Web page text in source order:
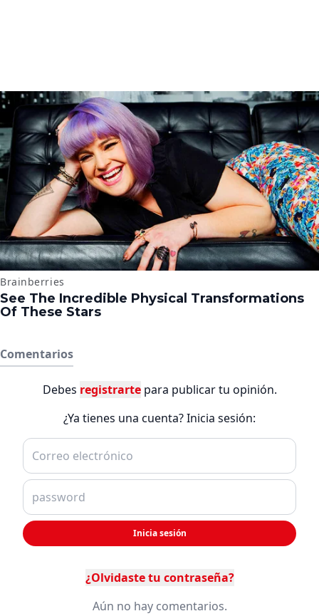
Comentarios
Debes registrartepara publicar tu opinión.
¿Ya tienes una cuenta? Inicia sesión:
Inicia sesión
¿Olvidaste tu contraseña?
Aún no hay comentarios.